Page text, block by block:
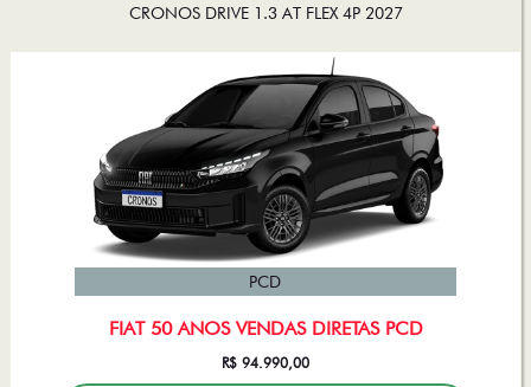
CRONOS DRIVE 1.3 AT FLEX 4P 2027
FIAT 50 ANOS VENDAS DIRETAS PCD
PCD
R$ 94.990,00